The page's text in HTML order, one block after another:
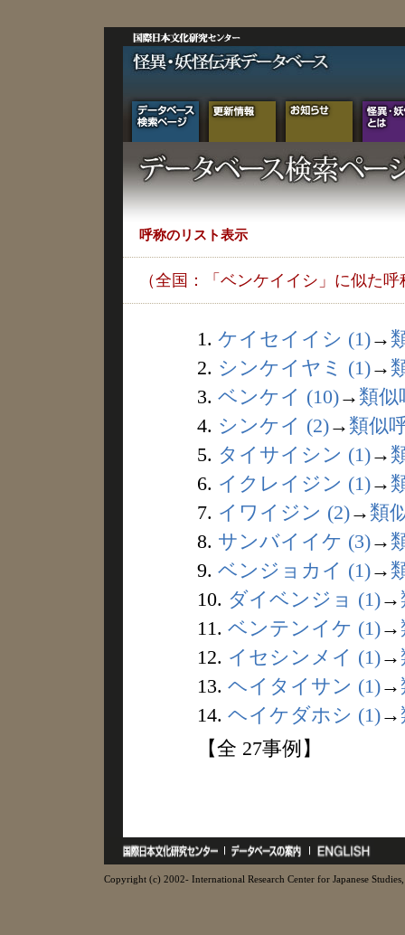
呼称のリスト表示
（全国：「ベンケイイシ」に似た呼
1. ケイセイイシ (1)→
2. シンケイヤミ (1)→
3. ベンケイ (10)→ 類似
4. シンケイ (2)→ 類似
5. タイサイシン (1)→
6. イクレイジン (1)→
7. イワイジン (2)→ 類
8. サンバイイケ (3)→
9. ベンジョカイ (1)→
10. ダイベンジョ (1)→
11. ベンテンイケ (1)→
12. イセシンメイ (1)→
13. ヘイタイサン (1)→
14. ヘイケダホシ (1)→
【全 27事例】
Copyright (c) 2002- International Research Center for Japanese